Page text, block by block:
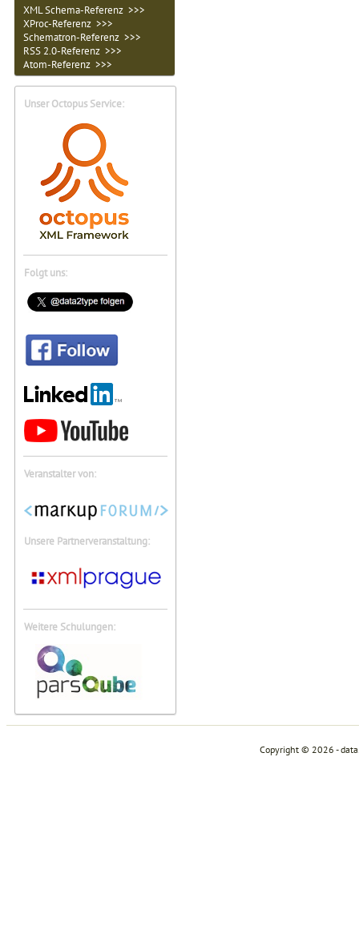
XML Schema-Referenz >>>
XProc-Referenz >>>
Schematron-Referenz >>>
RSS 2.0-Referenz >>>
Atom-Referenz >>>
Unser Octopus Service:
Folgt uns:
Veranstalter von:
Unsere Partnerveranstaltung:
Weitere Schulungen:
Copyright © 2026 -